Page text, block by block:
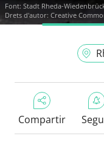
Font: Stadt Rheda-
Drets d'autor: Creative
Compartir